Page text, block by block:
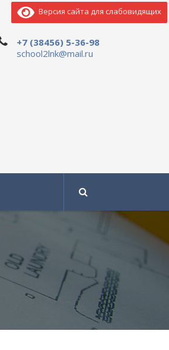
+7 (38456) 5-36-98
school2lnk@mail.ru
Версия сайта для слабовидящих